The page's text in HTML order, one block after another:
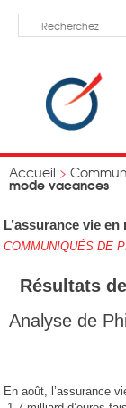
Accueil >
mode vacances
L’assurance vie
COMMUNIQUÉS DE
Résultats
Analyse de
En août, l’assurance